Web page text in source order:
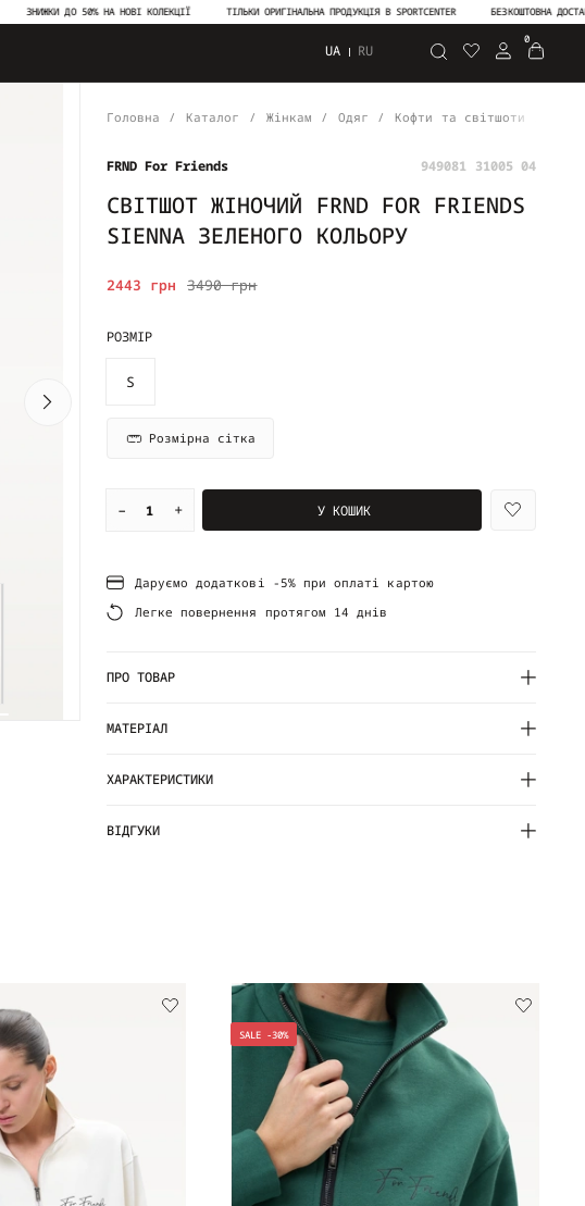
ДО 50% НА НОВІ КОЛЕКЦІЇ ТІЛЬКИ ОРИГІНАЛЬНА ПРОДУКЦІЯ В SPORTCENTER БЕЗКОШТОВНА ДОСТАВКА
UA RU Пошук
0
Головна Каталог Жінкам Одяг Кофти та світшоти
FRND For Friends 949081 31005 04
СВІТШОТ ЖІНОЧИЙ FRND FOR FRIENDS
SIENNA ЗЕЛЕНОГО КОЛЬОРУ
3490 грн
2443 грн
РОЗМІР
S
Розмірна сітка
– + У КОШИК
Даруємо додаткові -5% при оплаті картою
Легке повернення протягом 14 днів
ПРО ТОВАР
МАТЕРІАЛ
ХАРАКТЕРИСТИКИ
ВІДГУКИ
SALE -30%